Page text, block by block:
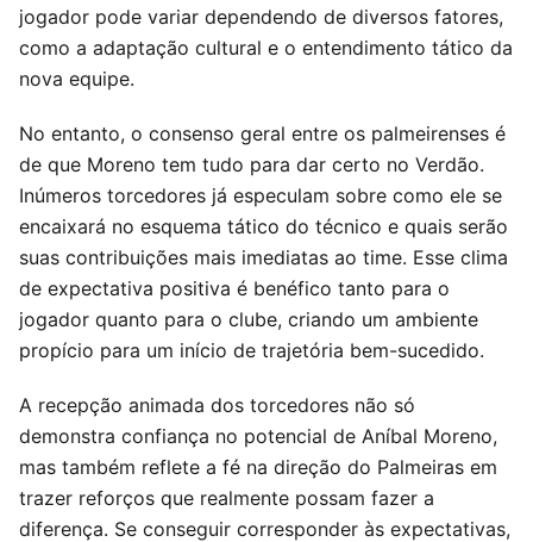
jogador pode variar dependendo de diversos fatores,
como a adaptação cultural e o entendimento tático da
nova equipe.
No entanto, o consenso geral entre os palmeirenses é
de que Moreno tem tudo para dar certo no Verdão.
Inúmeros torcedores já especulam sobre como ele se
encaixará no esquema tático do técnico e quais serão
suas contribuições mais imediatas ao time. Esse clima
de expectativa positiva é benéfico tanto para o
jogador quanto para o clube, criando um ambiente
propício para um início de trajetória bem-sucedido.
A recepção animada dos torcedores não só
demonstra confiança no potencial de Aníbal Moreno,
mas também reflete a fé na direção do Palmeiras em
trazer reforços que realmente possam fazer a
diferença. Se conseguir corresponder às expectativas,